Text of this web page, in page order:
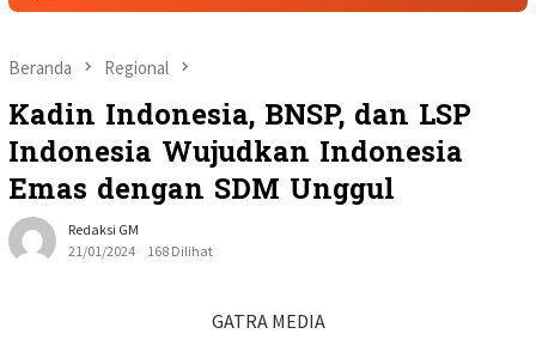
Beranda Regional
Kadin Indonesia, BNSP, dan LSP
Indonesia Wujudkan Indonesia
Emas dengan SDM Unggul
Redaksi GM
21/01/2024
168 Dilihat
GATRA MEDIA